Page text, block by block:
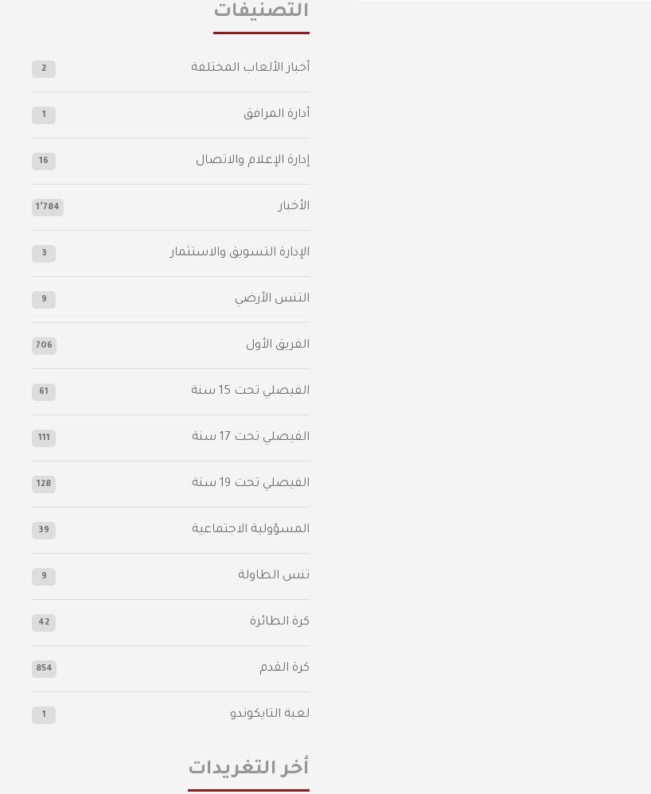
التصنيفات
أخبار الألعاب المختلفة 2
أدارة المرافق 1
إدارة الإعلام والاتصال 16
الأخبار 1٬784
الإدارة التسويق والاستثمار 3
التنس الأرضي 9
الفريق الأول 706
الفيصلي‬⁩ تحت 15 سنة 61
‫الفيصلي‬⁩ تحت 17 سنة 111
الفيصلي‬⁩ تحت 19 سنة 128
المسؤولية الاجتماعية 39
تنس الطاولة 9
كرة الطائرة 42
كرة القدم 854
لعبة التايكوندو 1
أخر التغريدات